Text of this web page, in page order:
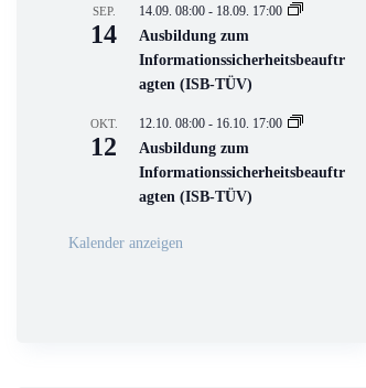
l
V
e
r
n
s
t
a
t
n
SEP.
14
14.09. 08:00 - 18.09. 17:00
Ausbildung zum
Informationssicherheitsbeauftr
agten (ISB-TÜV)
OKT.
12
12.10. 08:00 - 16.10. 17:00
Ausbildung zum
Informationssicherheitsbeauftr
agten (ISB-TÜV)
Kalender anzeigen